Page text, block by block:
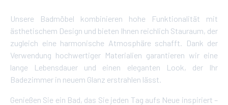
Unsere Badmöbel kombinieren hohe Funktionalität mit
ästhetischem Design und bieten Ihnen reichlich Stauraum, der
zugleich eine harmonische Atmosphäre schafft. Dank der
Verwendung hochwertiger Materialien garantieren wir eine
lange Lebensdauer und einen eleganten Look, der Ihr
Badezimmer in neuem Glanz erstrahlen lässt.
Genießen Sie ein Bad, das Sie jeden Tag aufs Neue inspiriert –